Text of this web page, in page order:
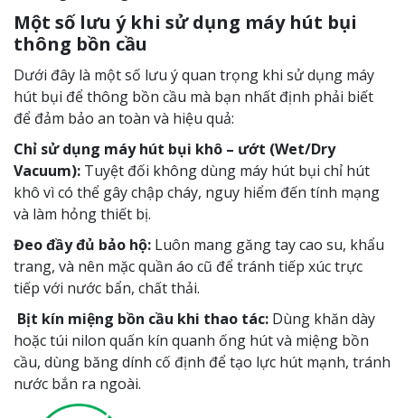
Một số lưu ý khi sử dụng máy hút bụi
thông bồn cầu
Dưới đây là một số lưu ý quan trọng khi sử dụng máy
hút bụi để thông bồn cầu mà bạn nhất định phải biết
để đảm bảo an toàn và hiệu quả:
Chỉ sử dụng máy hút bụi khô – ướt (Wet/Dry
Vacuum): Tuyệt đối không dùng máy hút bụi chỉ hút
khô vì có thể gây chập cháy, nguy hiểm đến tính mạng
và làm hỏng thiết bị.
Đeo đầy đủ bảo hộ: Luôn mang găng tay cao su, khẩu
trang, và nên mặc quần áo cũ để tránh tiếp xúc trực
tiếp với nước bẩn, chất thải.
Bịt kín miệng bồn cầu khi thao tác: Dùng khăn dày
hoặc túi nilon quấn kín quanh ống hút và miệng bồn
cầu, dùng băng dính cố định để tạo lực hút mạnh, tránh
nước bắn ra ngoài.